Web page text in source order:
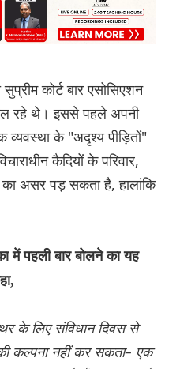
कोर्ट बार एसोसिएशन
रहे थे। इससे पहले अपनी
व्यवस्था के "अदृश्य पीड़ितों"
कैदियों के परिवार,
असर पड़ सकता है, हालांकि
में पहली बार बोलने का यह
के लिए संविधान दिवस से
कल्पना नहीं कर सकता– एक